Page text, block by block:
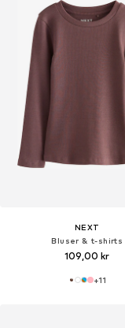
NEXT
Bluser & t-shirts
109,00 kr
+11